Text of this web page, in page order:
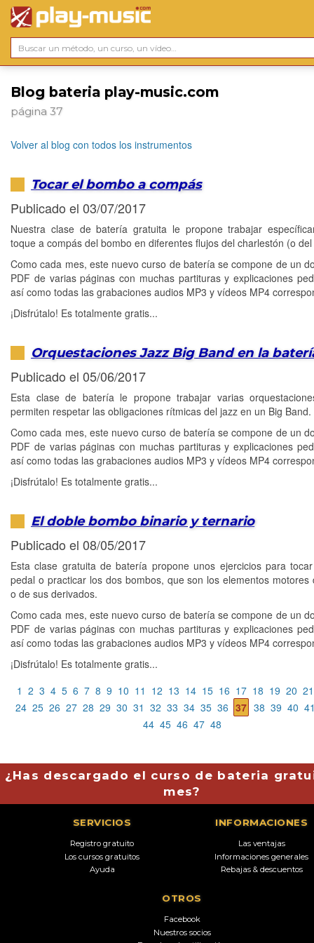
Blog bateria play-music.com
página 37
Volver al blog con todos los instrumentos
Tocar el bombo a compás
Publicado el 03/07/2017
Nuestra clase de batería gratuita le propone trabajar
toque a compás del bombo en diferentes flujos del charlestón (o
Como cada mes, este nuevo curso de batería se compone de un
PDF de varias páginas con muchas partituras y explicaciones
así como todas las grabaciones audios MP3 y vídeos MP4
¡Disfrútalo! Es totalmente gratis...
Orquestaciones Jazz Big Band en la
Publicado el 05/06/2017
Esta clase de batería le propone trabajar varias
permiten respetar las obligaciones rítmicas del jazz en un Big Band.
Como cada mes, este nuevo curso de batería se compone de un
PDF de varias páginas con muchas partituras y explicaciones
así como todas las grabaciones audios MP3 y vídeos MP4
¡Disfrútalo! Es totalmente gratis...
El doble bombo binario y ternario
Publicado el 08/05/2017
Esta clase gratuita de batería propone unos ejercicios para
pedal o practicar los dos bombos, que son los elementos motores
o de sus derivados.
Como cada mes, este nuevo curso de batería se compone de un
PDF de varias páginas con muchas partituras y explicaciones
así como todas las grabaciones audios MP3 y vídeos MP4
¡Disfrútalo! Es totalmente gratis...
1 2 3 4 5 6 7 8 9 10 11 12 13 14 15 16 17 18 19 20 21
24 25 26 27 28 29 30 31 32 33 34 35 36 37 38 39 40
44 45 46 47 48
¿Has descargado el curso de bateria
mes?
SERVICIOS
Registro gratuito
Los cursos gratuitos
Ayuda
INFORMACIONES
Las ventajas
Informaciones generales
Rebajas & descuentos
OTROS
Facebook
Nuestros socios